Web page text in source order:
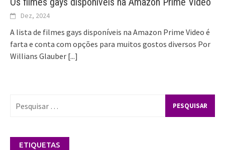
Dez, 2024
A lista de filmes gays disponíveis na Amazon Prime Video é
farta e conta com opções para muitos gostos diversos Por
Willians Glauber [...]
ETIQUETAS